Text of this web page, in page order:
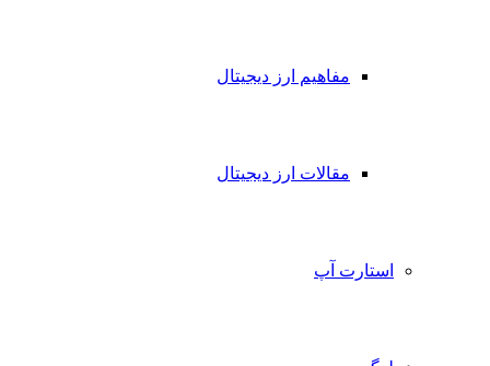
مفاهیم ارز دیجیتال
مقالات ارز دیجیتال
استارت آپ